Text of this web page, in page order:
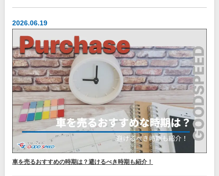
2026.06.19
車を売るおすすめの時期は？避けるべき時期も紹介！